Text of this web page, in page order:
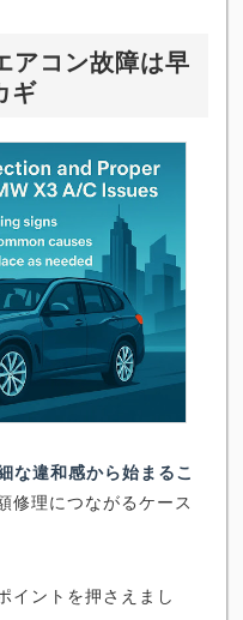
アコン故障は早
ギ
な違和感から始まるこ
修理につながるケース
イントを押さえまし